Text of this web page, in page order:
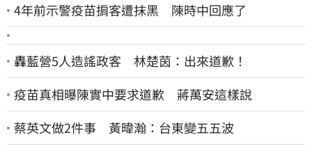
4年前示警疫苗掮客遭抹黑 陳時中回應了
轟藍營5人造謠政客 林楚茵：出來道歉！
疫苗真相曝陳實中要求道歉 蔣萬安這樣說
蔡英文做2件事 黃暐瀚：台東變五五波